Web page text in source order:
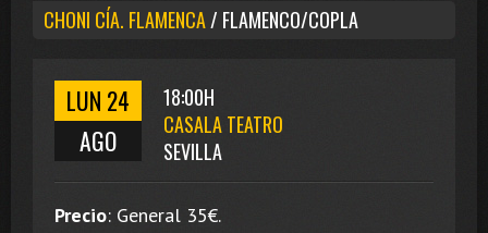
CHONI CÍA. FLAMENCA/ FLAMENCO/COPLA
LUN 24
AGO
18:00H
CASALA TEATRO
SEVILLA
Precio: General 35€.